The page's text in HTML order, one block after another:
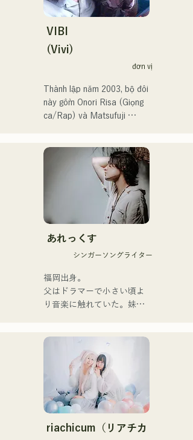
hơn 119.000 người theo
dõi!
Họ cũng được chọn thể hiện
ca khúc chủ đề cho Giải vô
địch bóng chày trung học
toàn Nhật Bản lần thứ 106
J:COM Fukuoka, Kumamoto
và Shimonoseki, khiến họ
trở thành một nhóm nhạc
VIBI
(Vivi)
đơn vị
Thành lập năm 2003, bộ đôi
này gồm Onori Risa (Giọng
ca/Rap) và Matsufuji
những thông điệp giản dị
nhưng mạnh mẽ trong một
thế giới quan nhẹ nhàng và
giọng hát ấm áp nhưng đầy
nội lực, nhẹ nhàng chạm đến
trái tim người nghe.
đơn đầu tiên, "Zatsuni
Tamede," vào ngày 23
tháng 1 năm 2025.
bao gồm acoustic, track và
band mixing.
Họ được hỗ trợ trong các
bản thu âm và biểu diễn
trực tiếp bởi CHOYO
(Keyboard/Guitar) của
Zigzaguzu, Taisei (Trống)
あれっくす
シンガーソングライター
福岡出身。
父はドラマーで小さい頃よ
り音楽に触れていた。妹
家族で音楽を楽しむミュー
ジックファミリー。
10代後半にアメリカへ4年
半留学。
現在はLOVE FMの"music
×serendipity"でラジオDJを
務める。
riachicum（リアチカ